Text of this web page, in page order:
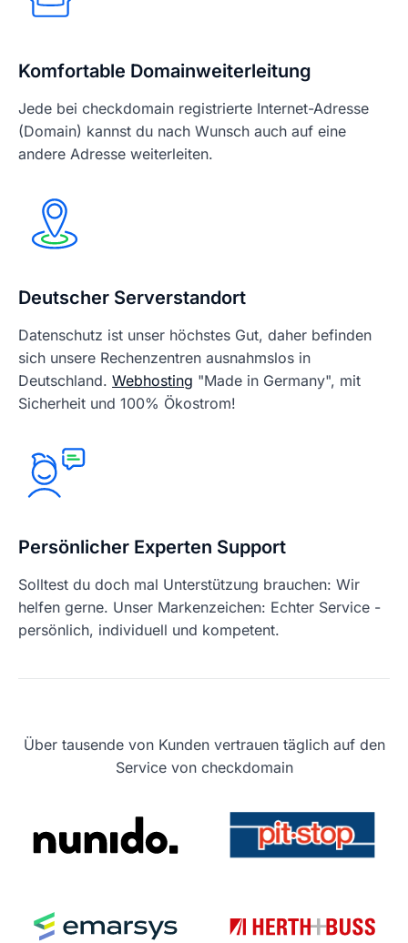
Komfortable Domainweiterleitung
Jede bei checkdomain registrierte Internet-Adresse
(Domain) kannst du nach Wunsch auch auf eine
andere Adresse weiterleiten.
Deutscher Serverstandort
Datenschutz ist unser höchstes Gut, daher befinden
sich unsere Rechenzentren ausnahmslos in
Deutschland. Webhosting "Made in Germany", mit
Sicherheit und 100% Ökostrom!
Persönlicher Experten Support
Solltest du doch mal Unterstützung brauchen: Wir
helfen gerne. Unser Markenzeichen: Echter Service -
persönlich, individuell und kompetent.
Über tausende von Kunden vertrauen täglich auf den
Service von checkdomain